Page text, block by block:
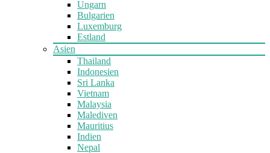
Ungarn
Bulgarien
Luxemburg
Estland
Asien
Thailand
Indonesien
Sri Lanka
Vietnam
Malaysia
Malediven
Mauritius
Indien
Nepal